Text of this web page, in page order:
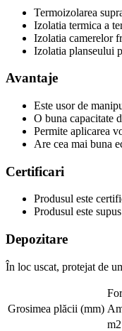
Termoizolarea
Izolatia termica a
Izolatia camerelor
Izolatia planseului
Avantaje
Este usor de
O buna capacitate
Permite aplicarea
Are cea mai buna
Certificari
Produsul este
Produsul este
Depozitare
În loc uscat, protejat de
Grosimea plăcii (mm)